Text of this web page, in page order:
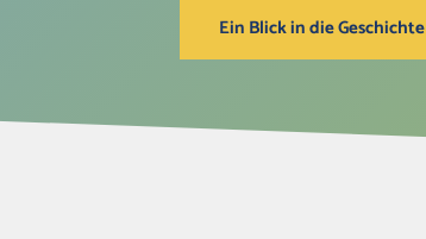
Ein Blick in die Geschichte